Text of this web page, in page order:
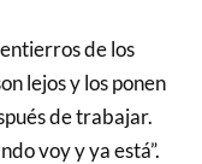
de los
lejos y los ponen
de trabajar.
voy y ya está”.